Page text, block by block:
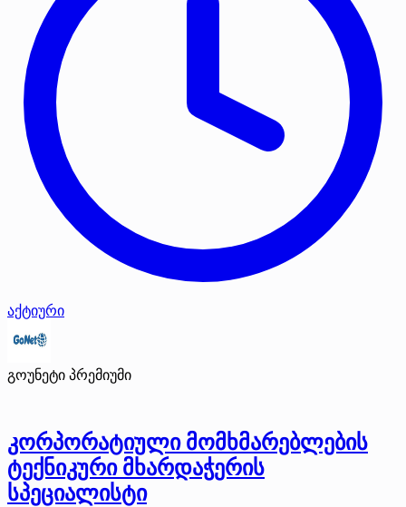
აქტიური
გოუნეტი პრემიუმი
კორპორატიული მომხმარებლების
ტექნიკური მხარდაჭერის
სპეციალისტი